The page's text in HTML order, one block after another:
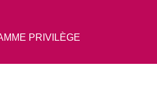
PRIVILÈGE